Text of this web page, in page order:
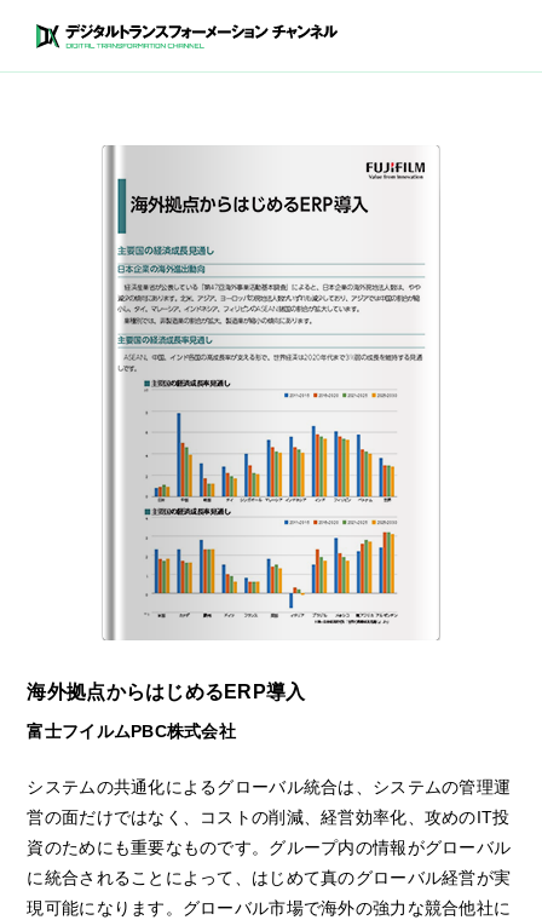
海外拠点からはじめるERP導入
富士フイルムPBC株式会社
システムの共通化によるグローバル統合は、システムの管理運
営の面だけではなく、コストの削減、経営効率化、攻めのIT投
資のためにも重要なものです。グループ内の情報がグローバル
に統合されることによって、はじめて真のグローバル経営が実
現可能になります。グローバル市場で海外の強力な競合他社に